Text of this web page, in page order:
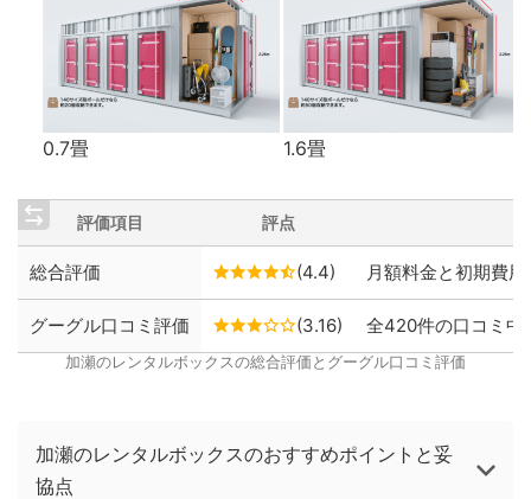
0.7畳 1.6畳
評価項目 評点
総合評価 (4.4) 月額料金と初期費
グーグル口コミ評価 (3.16) 全420件の口コミ中
加瀬のレンタルボックスの総合評価とグーグル口コミ評価
加瀬のレンタルボックスのおすすめポイントと妥
協点